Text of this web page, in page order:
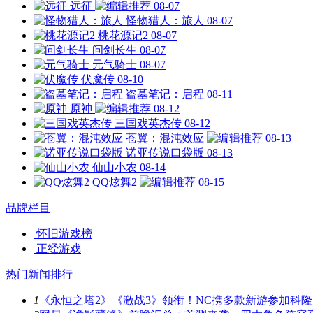
远征
08-07
怪物猎人：旅人 08-07
桃花源记2 08-07
问剑长生 08-07
元气骑士 08-07
伏魔传 08-10
盗墓笔记：启程 08-11
原神
08-12
三国戏英杰传 08-12
苍翼：混沌效应
08-13
诺亚传说口袋版 08-13
仙山小农 08-14
QQ炫舞2
08-15
品牌栏目
怀旧游戏榜
正经游戏
热门新闻排行
1
《永恒之塔2》《激战3》领衔！NC携多款新游参加科